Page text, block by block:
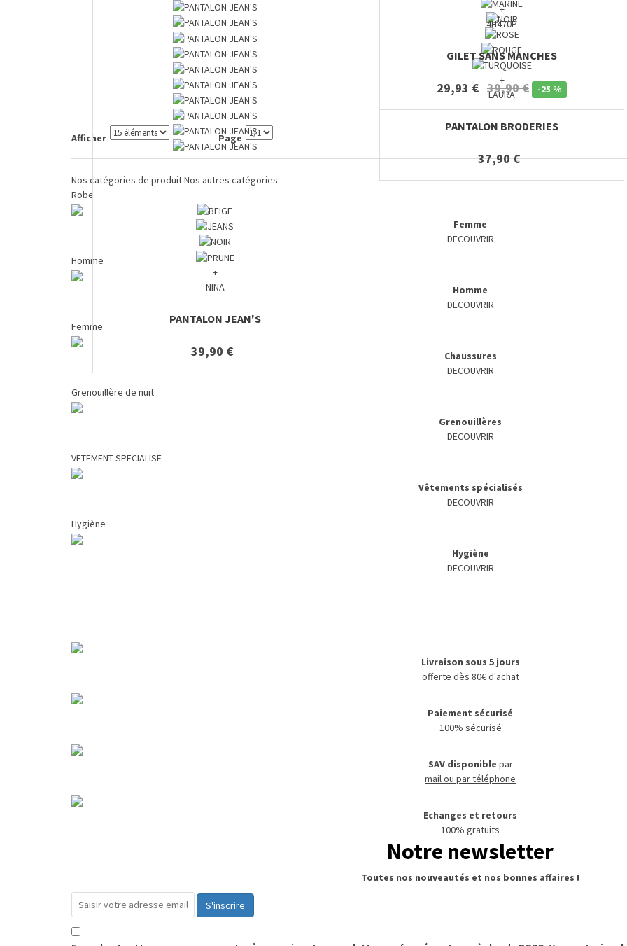
+
LAURA
PANTALON BRODERIES
37,90 €
+
NINA
PANTALON JEAN'S
39,90 €
+
4H470P
GILET SANS MANCHES
29,93 € 39,90 € -25 %
Afficher Page
Nos catégories de produitNos autres catégories
Robe
Femme
DECOUVRIR
Homme
Homme
DECOUVRIR
Femme
Chaussures
DECOUVRIR
Grenouillère de nuit
Grenouillères
DECOUVRIR
VETEMENT SPECIALISE
Vêtements spécialisés
DECOUVRIR
Hygiène
Hygiène
DECOUVRIR
Livraison sous 5 jours
offerte dès 80€ d'achat
Paiement sécurisé
100% sécurisé
SAV disponible par
mail ou par téléphone
Echanges et retours
100% gratuits
Notre newsletter
Toutes nos nouveautés et nos bonnes affaires !
S'inscrire